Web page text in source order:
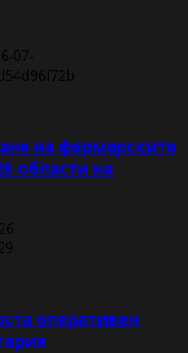
на фермерските
области на
оперативен